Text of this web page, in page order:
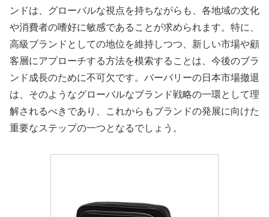
ンドは、グローバルな視点を持ちながらも、各地域の文化
や消費者の嗜好に敏感であることが求められます。特に、
高級ブランドとしての地位を維持しつつ、新しい市場や顧
客層にアプローチする方法を模索することは、今後のブラ
ンド成長のために不可欠です。バーバリーの日本市場撤退
は、そのようなグローバルなブランド戦略の一環として理
解されるべきであり、これからもブランドの発展に向けた
重要なステップの一つとなるでしょう。